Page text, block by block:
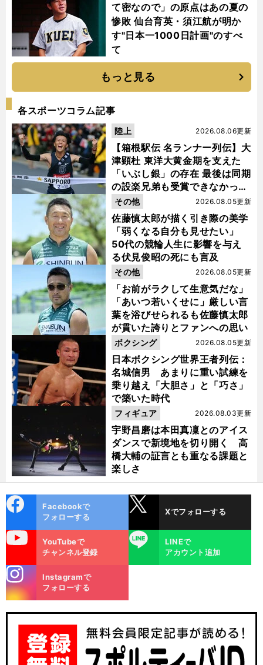
て密なので」の原点はあの夏の
惨敗 仙台育英・須江航が明か
す"日本一1000日計画"のすべ
て
もっと見る
各スポーツコラム記事
【箱根駅伝 名ランナー列伝】大
津顕杜 東洋大黄金期を支えた
「いぶし銀」の存在 最後は同期
の設楽兄弟も受賞できなかった
金栗杯に輝く
2026.08.06更新
陸上
佐藤慎太郎が描く引き際の美学
「弱くなる自分も見せたい」
50代の競輪人生に影響を与え
る伏見俊昭の死にも言及
2026.08.05更新
その他
「お前がラクして生意気だな」
「あいつ若いくせに」厳しい言
葉を浴びせられるも佐藤慎太郎
が貫いた誇りとファンへの思い
2026.08.05更新
その他
日本ボクシング世界王者列伝：
名城信男 あまりに重い試練を
乗り越え「大胆さ」と「巧さ」
で築いた時代
2026.08.05更新
ボクシング
宇野昌磨は本田真凜とのアイス
ダンスで新境地を切り開く 高
橋大輔の証言とも重なる課題と
楽しさ
2026.08.03更新
フィギュア
ok
Facebookで
フォローする
Xでフォローする
YouTubeで
チャンネル登録
LINE
LINEで
アカウント追加
m
Instagramで
フォローする